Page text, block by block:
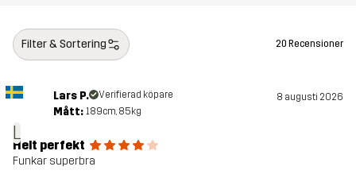
Foder 100% Polyester (Återvunnen)
Skapad för
Filter & Sortering 20 Recensioner
L
Lars P. Verifierad köpare 8 augusti 2026
Mått: 189cm, 85kg
Helt perfekt
Funkar superbra